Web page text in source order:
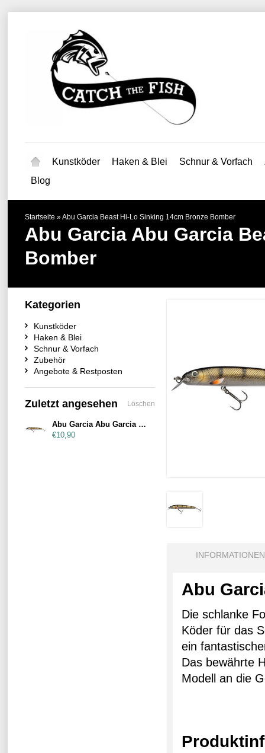
Kunstköder Haken & Blei Schnur & Vorfach
Blog
Startseite »Abu Garcia Beast Hi-Lo Sinking 14cm Bronze Bomber
Abu Garcia Abu Garcia
Bomber
INFORMATIONEN
Abu
Die schlanke
Köder für das
ein
Das bewährte
Modell an die
Kategorien
Kunstköder
Haken & Blei
Schnur & Vorfach
Zubehör
Angebote & Restposten
Zuletzt angesehen Löschen
Abu Garcia Abu Garcia Beast Hi-Lo Sinking 14cm Bronze Bomber
€10,90